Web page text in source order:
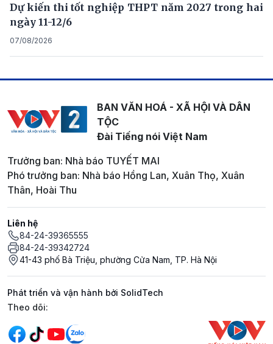
Dự kiến thi tốt nghiệp THPT năm 2027 trong hai
ngày 11-12/6
07/08/2026
BAN VĂN HOÁ - XÃ HỘI VÀ DÂN
TỘC
Đài Tiếng nói Việt Nam
Trưởng ban: Nhà báo TUYẾT MAI
Phó trưởng ban: Nhà báo Hồng Lan, Xuân Thọ, Xuân
Thân, Hoài Thu
Liên hệ
84-24-39365555
84-24-39342724
41-43 phố Bà Triệu, phường Cửa Nam, TP. Hà Nội
Phát triển và vận hành bởi SolidTech
Mạng xã hội
Theo dõi: